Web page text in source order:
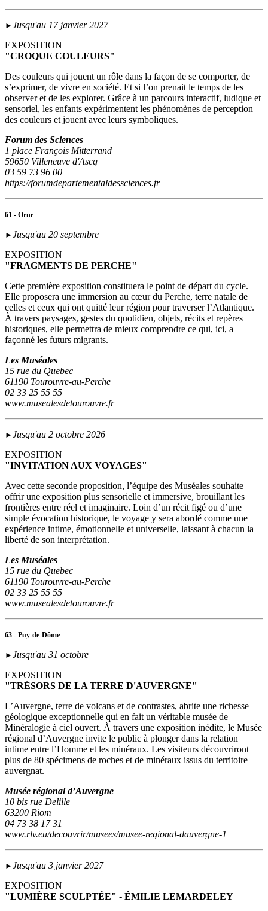
► Jusqu'au 17 janvier 2027
EXPOSITION
"CROQUE COULEURS"
Des couleurs qui jouent un rôle dans la façon de se comporter, de
s’exprimer, de vivre en société. Et si l’on prenait le temps de les
observer et de les explorer. Grâce à un parcours interactif, ludique et
sensoriel, les enfants expérimentent les phénomènes de perception
des couleurs et jouent avec leurs symboliques.
Forum des Sciences
1 place François Mitterrand
59650 Villeneuve d'Ascq
03 59 73 96 00
https://forumdepartementaldessciences.fr
61 - Orne
► Jusqu'au 20 septembre
EXPOSITION
"FRAGMENTS DE PERCHE"
Cette première exposition constituera le point de départ du cycle.
Elle proposera une immersion au cœur du Perche, terre natale de
celles et ceux qui ont quitté leur région pour traverser l’Atlantique.
À travers paysages, gestes du quotidien, objets, récits et repères
historiques, elle permettra de mieux comprendre ce qui, ici, a
façonné les futurs migrants.
Les Muséales
15 rue du Quebec
61190 Tourouvre-au-Perche
02 33 25 55 55
www.musealesdetourouvre.fr
► Jusqu'au 2 octobre 2026
EXPOSITION
"INVITATION AUX VOYAGES"
Avec cette seconde proposition, l’équipe des Muséales souhaite
offrir une exposition plus sensorielle et immersive, brouillant les
frontières entre réel et imaginaire. Loin d’un récit figé ou d’une
simple évocation historique, le voyage y sera abordé comme une
expérience intime, émotionnelle et universelle, laissant à chacun la
liberté de son interprétation.
Les Muséales
15 rue du Quebec
61190 Tourouvre-au-Perche
02 33 25 55 55
www.musealesdetourouvre.fr
63 - Puy-de-Dôme
► Jusqu'au 31 octobre
EXPOSITION
"TRÉSORS DE LA TERRE D'AUVERGNE"
L’Auvergne, terre de volcans et de contrastes, abrite une richesse
géologique exceptionnelle qui en fait un véritable musée de
Minéralogie à ciel ouvert. À travers une exposition inédite, le Musée
régional d’Auvergne invite le public à plonger dans la relation
intime entre l’Homme et les minéraux. Les visiteurs découvriront
plus de 80 spécimens de roches et de minéraux issus du territoire
auvergnat.
Musée régional d’Auvergne
10 bis rue Delille
63200 Riom
04 73 38 17 31
www.rlv.eu/decouvrir/musees/musee-regional-dauvergne-1
► Jusqu'au 3 janvier 2027
EXPOSITION
"LUMIÈRE SCULPTÉE" - ÉMILIE LEMARDELEY